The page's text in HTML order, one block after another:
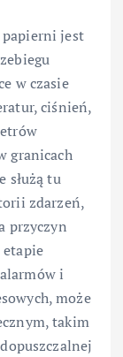
papierni jest
w czasie
ciśnień,
granicach
służą tu
zdarzeń,
przyczyn
i
może
takim